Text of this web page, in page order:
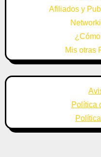
Afiliados y
Mis otras
Política